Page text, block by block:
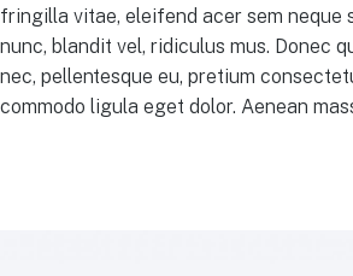
fringilla vitae, eleifend acer sem neque
nunc, blandit vel, ridiculus mus. Donec
nec, pellentesque eu, pretium
commodo ligula eget dolor. Aenean